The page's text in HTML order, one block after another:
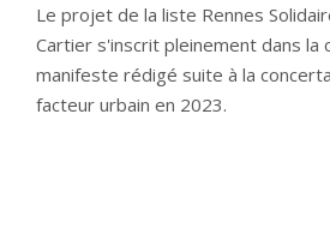
Le projet de la liste Rennes
Cartier s'inscrit pleinement dans la
manifeste rédigé suite à la
facteur urbain en 2023.